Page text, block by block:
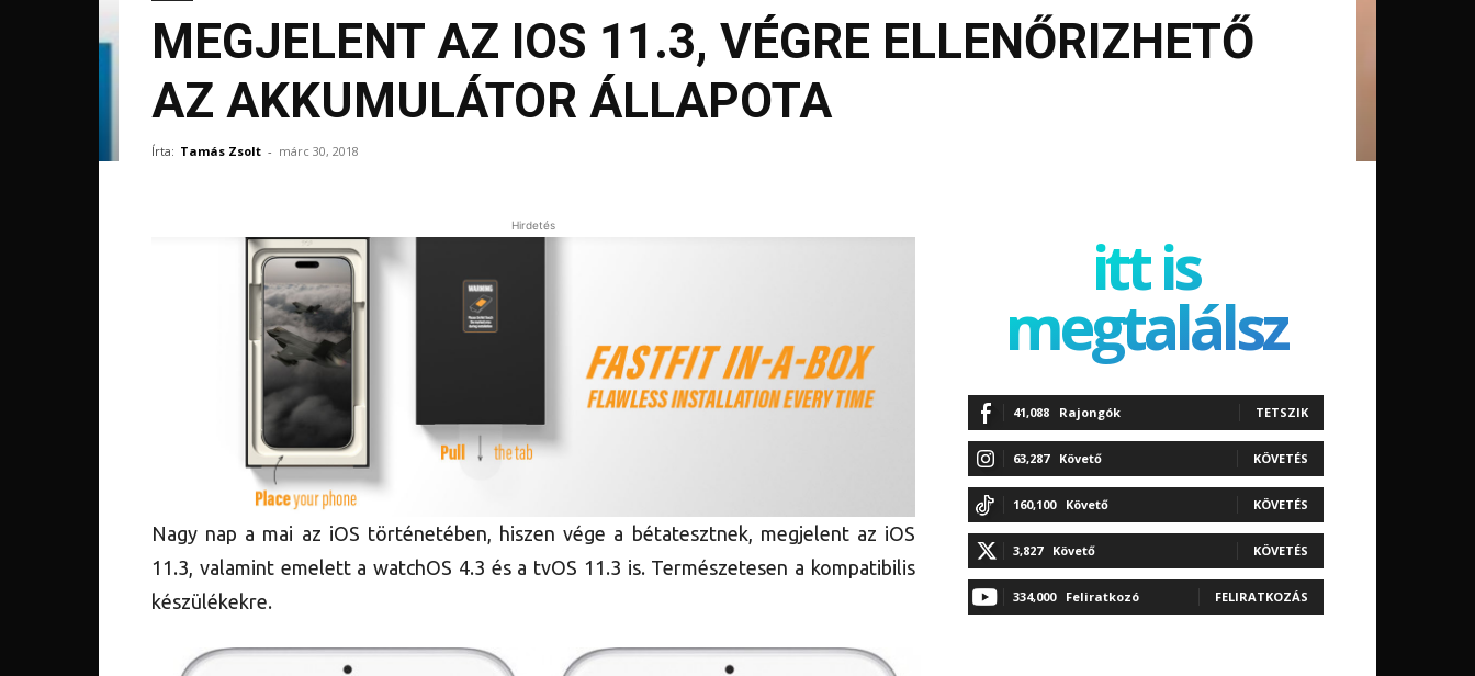
MEGJELENT AZ IOS 11.3, VÉGRE ELLENŐRIZHETŐ
AZ AKKUMULÁTOR ÁLLAPOTA
Írta: Tamás Zsolt - márc 30, 2018
Hirdetés
Nagy nap a mai az iOS történetében, hiszen vége a bétatesztnek, megjelent az iOS
11.3, valamint emelett a watchOS 4.3 és a tvOS 11.3 is. Természetesen a kompatibilis
készülékekre.
itt is
megtalálsz
41,088 Rajongók TETSZIK
63,287 Követő KÖVETÉS
160,100 Követő KÖVETÉS
3,827 Követő KÖVETÉS
334,000 Feliratkozó FELIRATKOZÁS